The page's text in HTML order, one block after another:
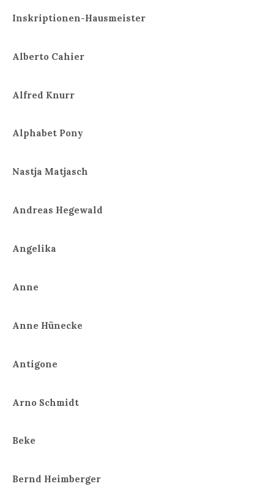
Inskriptionen-Hausmeister
Alberto Cahier
Alfred Knurr
Alphabet Pony
Nastja Matjasch
Andreas Hegewald
Angelika
Anne
Anne Hünecke
Antigone
Arno Schmidt
Beke
Bernd Heimberger